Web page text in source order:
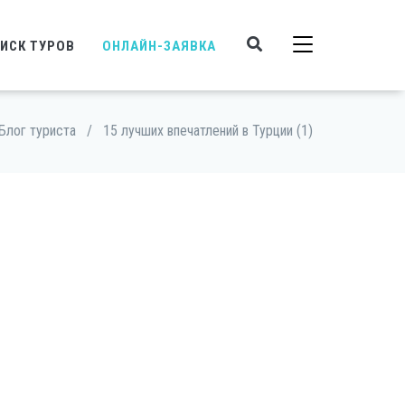
ТУРОВ ОНЛАЙН-ЗАЯВКА
туриста / 15 лучших впечатлений в Турции (1)